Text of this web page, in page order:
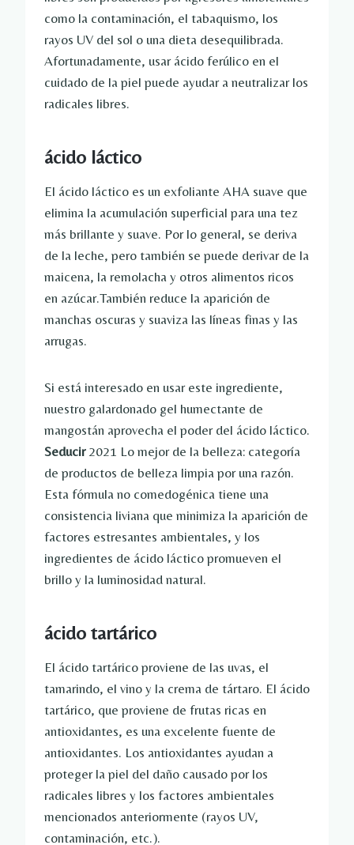
como la contaminación, el tabaquismo, los
rayos UV del sol o una dieta desequilibrada.
Afortunadamente, usar ácido ferúlico en el
cuidado de la piel puede ayudar a neutralizar los
radicales libres.
ácido láctico
El ácido láctico es un exfoliante AHA suave que
elimina la acumulación superficial para una tez
más brillante y suave. Por lo general, se deriva
de la leche, pero también se puede derivar de la
maicena, la remolacha y otros alimentos ricos
en azúcar.También reduce la aparición de
manchas oscuras y suaviza las líneas finas y las
arrugas.
Si está interesado en usar este ingrediente,
nuestro galardonado gel humectante de
mangostán aprovecha el poder del ácido láctico.
Seducir 2021 Lo mejor de la belleza: categoría
de productos de belleza limpia por una razón.
Esta fórmula no comedogénica tiene una
consistencia liviana que minimiza la aparición de
factores estresantes ambientales, y los
ingredientes de ácido láctico promueven el
brillo y la luminosidad natural.
ácido tartárico
El ácido tartárico proviene de las uvas, el
tamarindo, el vino y la crema de tártaro. El ácido
tartárico, que proviene de frutas ricas en
antioxidantes, es una excelente fuente de
antioxidantes. Los antioxidantes ayudan a
proteger la piel del daño causado por los
radicales libres y los factores ambientales
mencionados anteriormente (rayos UV,
contaminación, etc.).